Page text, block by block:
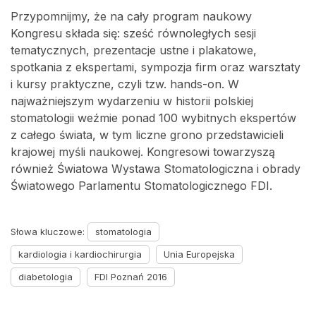
Przypomnijmy, że na cały program naukowy
Kongresu składa się: sześć równoległych sesji
tematycznych, prezentacje ustne i plakatowe,
spotkania z ekspertami, sympozja firm oraz warsztaty
i kursy praktyczne, czyli tzw. hands-on. W
najważniejszym wydarzeniu w historii polskiej
stomatologii weźmie ponad 100 wybitnych ekspertów
z całego świata, w tym liczne grono przedstawicieli
krajowej myśli naukowej. Kongresowi towarzyszą
również Światowa Wystawa Stomatologiczna i obrady
Światowego Parlamentu Stomatologicznego FDI.
Słowa kluczowe:
stomatologia
kardiologia i kardiochirurgia
Unia Europejska
diabetologia
FDI Poznań 2016